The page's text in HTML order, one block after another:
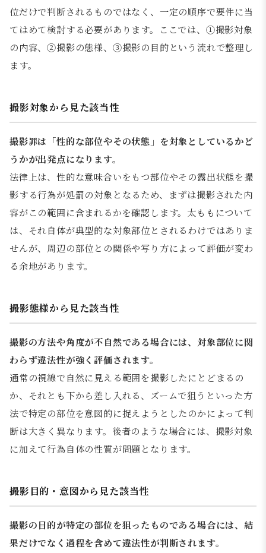
位だけで判断されるものではなく、一定の順序で要件に当
てはめて検討する必要があります。ここでは、①撮影対象
の内容、②撮影の態様、③撮影の目的という流れで整理し
ます。
撮影対象から見た該当性
撮影罪は「性的な部位やその状態」を対象としているかど
うかが出発点になります。
法律上は、性的な意味合いをもつ部位やその露出状態を撮
影する行為が処罰の対象となるため、まずは撮影された内
容がこの範囲に含まれるかを確認します。太ももについて
は、それ自体が典型的な対象部位とされるわけではありま
せんが、周辺の部位との関係や写り方によって評価が変わ
る余地があります。
撮影態様から見た該当性
撮影の方法や角度が不自然である場合には、対象部位に関
わらず違法性が強く評価されます。
通常の視線で自然に見える範囲を撮影したにとどまるの
か、それとも下から差し入れる、ズームで狙うといった方
法で特定の部位を意図的に捉えようとしたのかによって判
断は大きく異なります。後者のような場合には、撮影対象
に加えて行為自体の性質が問題となります。
撮影目的・意図から見た該当性
撮影の目的が特定の部位を狙ったものである場合には、結
果だけでなく過程を含めて違法性が判断されます。